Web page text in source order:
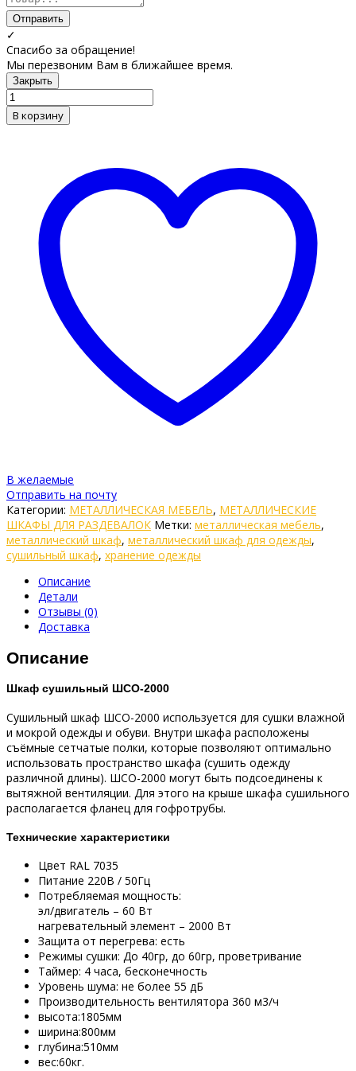
Отправить
✓
Спасибо за обращение!
Мы перезвоним Вам в ближайшее время.
Закрыть
В корзину
В желаемые
Отправить на почту
Категории: МЕТАЛЛИЧЕСКАЯ МЕБЕЛЬ, МЕТАЛЛИЧЕСКИЕ
ШКАФЫ ДЛЯ РАЗДЕВАЛОК Метки: металлическая мебель,
металлический шкаф, металлический шкаф для одежды,
сушильный шкаф, хранение одежды
Описание
Детали
Отзывы (0)
Доставка
Описание
Шкаф сушильный ШСО-2000
Сушильный шкаф ШСО-2000 используется для сушки влажной
и мокрой одежды и обуви. Внутри шкафа расположены
съёмные сетчатые полки, которые позволяют оптимально
использовать пространство шкафа (сушить одежду
различной длины). ШСО-2000 могут быть подсоединены к
вытяжной вентиляции. Для этого на крыше шкафа сушильного
располагается фланец для гофротрубы.
Технические характеристики
Цвет RAL 7035
Питание 220В / 50Гц
Потребляемая мощность:
эл/двигатель – 60 Вт
нагревательный элемент – 2000 Вт
Защита от перегрева: есть
Режимы сушки: До 40гр, до 60гр, проветривание
Таймер: 4 часа, бесконечность
Уровень шума: не более 55 дБ
Производительность вентилятора 360 м3/ч
высота:1805мм
ширина:800мм
глубина:510мм
вес:60кг.